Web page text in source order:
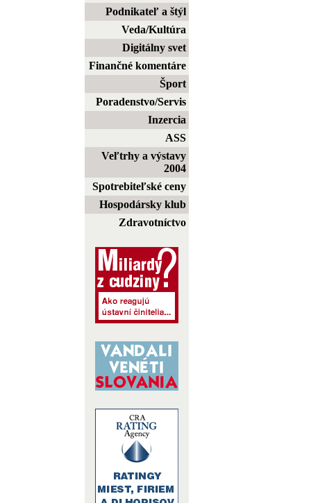
Podnikateľ a štýl
Veda/Kultúra
Digitálny svet
Finančné komentáre
Šport
Poradenstvo/Servis
Inzercia
ASS
Veľtrhy a výstavy
2004
Spotrebiteľské ceny
Hospodársky klub
Zdravotníctvo